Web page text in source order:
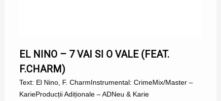
EL NINO – 7 VAI SI O VALE (FEAT.
F.CHARM)
Text: El Nino, F. CharmInstrumental: CrimeMix/Master –
KarieProducții Adiționale – ADNeu & Karie